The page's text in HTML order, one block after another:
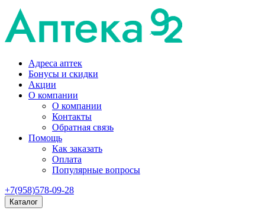
Адреса аптек
Бонусы и скидки
Акции
О компании
О компании
Контакты
Обратная связь
Помощь
Как заказать
Оплата
Популярные вопросы
+7(958)578-09-28
Каталог